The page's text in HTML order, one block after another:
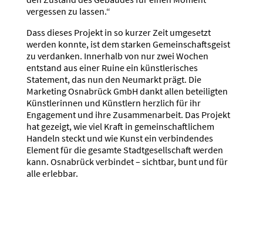
vergessen zu lassen.“
Dass dieses Projekt in so kurzer Zeit umgesetzt
werden konnte, ist dem starken Gemeinschaftsgeist
zu verdanken. Innerhalb von nur zwei Wochen
entstand aus einer Ruine ein künstlerisches
Statement, das nun den Neumarkt prägt. Die
Marketing Osnabrück GmbH dankt allen beteiligten
Künstlerinnen und Künstlern herzlich für ihr
Engagement und ihre Zusammenarbeit. Das Projekt
hat gezeigt, wie viel Kraft in gemeinschaftlichem
Handeln steckt und wie Kunst ein verbindendes
Element für die gesamte Stadtgesellschaft werden
kann. Osnabrück verbindet – sichtbar, bunt und für
alle erlebbar.